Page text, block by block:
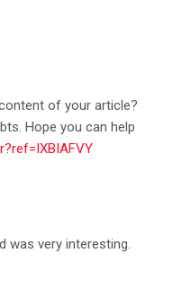
of your article?
Hope you can help
was very interesting.